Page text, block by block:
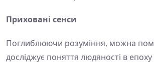
Приховані сенси
Поглиблюючи розуміння, можна
досліджує поняття людяності в епоху